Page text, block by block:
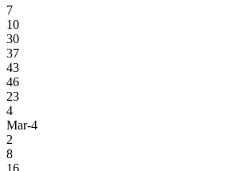
7
10
30
37
43
46
23
4
Mar-4
2
8
16